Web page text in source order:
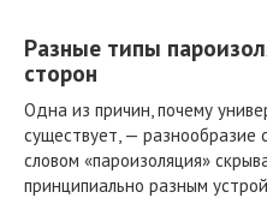
Разные типы
сторон
Одна из причин, почему
существует, —
словом «пароизоляция»
принципиально разным